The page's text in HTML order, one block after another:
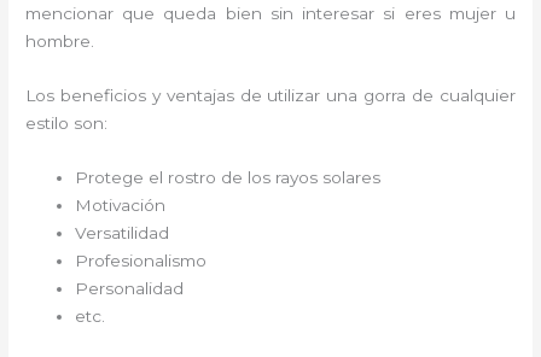
mencionar que queda bien sin interesar si eres mujer u
hombre.
Los beneficios y ventajas de utilizar una gorra de cualquier
estilo son:
Protege el rostro de los rayos solares
Motivación
Versatilidad
Profesionalismo
Personalidad
etc.